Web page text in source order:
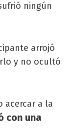
ningún
arrojó
y no ocultó
acercar a la
con una